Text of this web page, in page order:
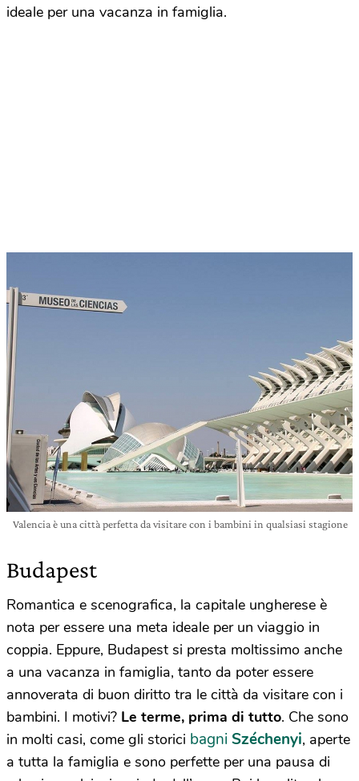
ideale per una vacanza in famiglia.
Valencia è una città perfetta da visitare con i bambini in qualsiasi stagione
Budapest
Romantica e scenografica, la capitale ungherese è
nota per essere una meta ideale per un viaggio in
coppia. Eppure, Budapest si presta moltissimo anche
a una vacanza in famiglia, tanto da poter essere
annoverata di buon diritto tra le città da visitare con i
bambini. I motivi? Le terme, prima di tutto. Che sono
in molti casi, come gli storici bagniSzéchenyi, aperte
a tutta la famiglia e sono perfette per una pausa di